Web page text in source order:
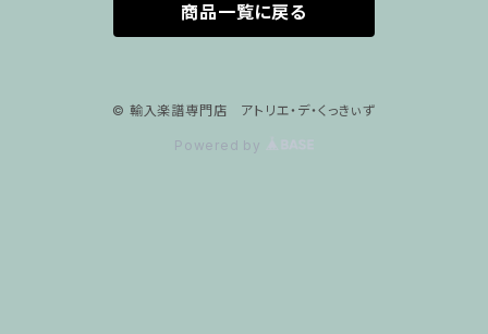
家族割適用プラン2
声楽ピアノ４５分レッスン
ヴァイオリンピアノ６０分レッスン
商品一覧に戻る
© 輸入楽譜専門店 アトリエ・デ・くっきぃず
Powered by